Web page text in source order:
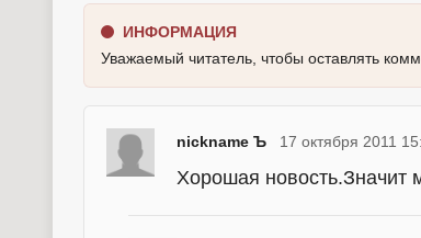
ИНФОРМАЦИЯ
Уважаемый читатель, чтобы оставлять
nickname Ъ 17 октября 2011
Хорошая новость.Значит